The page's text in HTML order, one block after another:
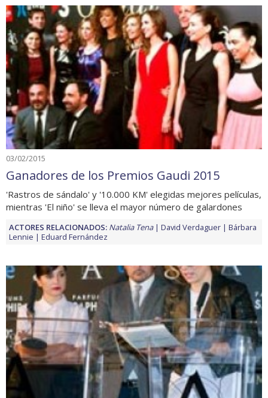
03/02/2015
Ganadores de los Premios Gaudi 2015
'Rastros de sándalo' y '10.000 KM' elegidas mejores películas,
mientras 'El niño' se lleva el mayor número de galardones
ACTORES RELACIONADOS: Natalia Tena David Verdaguer
Bárbara
Lennie
Eduard Fernández